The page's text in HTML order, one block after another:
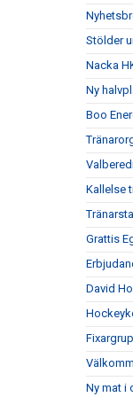
Stölder
Nacka
Ny
Boo
Kallelse
Grattis
David
Ny mat i